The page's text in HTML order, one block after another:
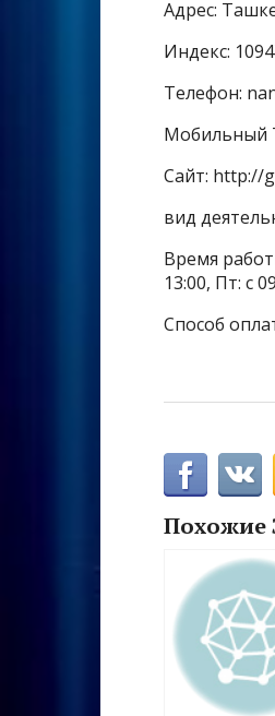
Адрес:
Индекс:
Телефон:
Мобильный
Сайт: http://
вид
Время
13:00, Пт: с
Способ
Похожие